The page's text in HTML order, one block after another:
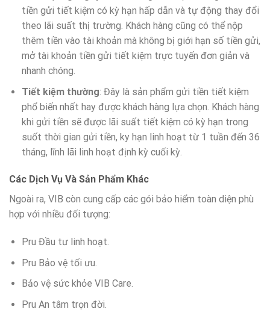
tiền gửi tiết kiệm có kỳ hạn hấp dẫn và tự động thay đổi
theo lãi suất thị trường. Khách hàng cũng có thể nộp
thêm tiền vào tài khoản mà không bị giới hạn số tiền gửi,
mở tài khoản tiền gửi tiết kiệm trực tuyến đơn giản và
nhanh chóng.
Tiết kiệm thường: Đây là sản phẩm gửi tiền tiết kiệm
phổ biến nhất hay được khách hàng lựa chọn. Khách hàng
khi gửi tiền sẽ được lãi suất tiết kiệm có kỳ hạn trong
suốt thời gian gửi tiền, ky hạn linh hoạt từ 1 tuần đến 36
tháng, lĩnh lãi linh hoạt định kỳ cuối kỳ.
Các Dịch Vụ Và Sản Phẩm Khác
Ngoài ra, VIB còn cung cấp các gói bảo hiểm toàn diện phù
hợp với nhiều đối tượng:
Pru Đầu tư linh hoạt.
Pru Bảo vệ tối ưu.
Bảo vệ sức khỏe VIB Care.
Pru An tâm trọn đời.